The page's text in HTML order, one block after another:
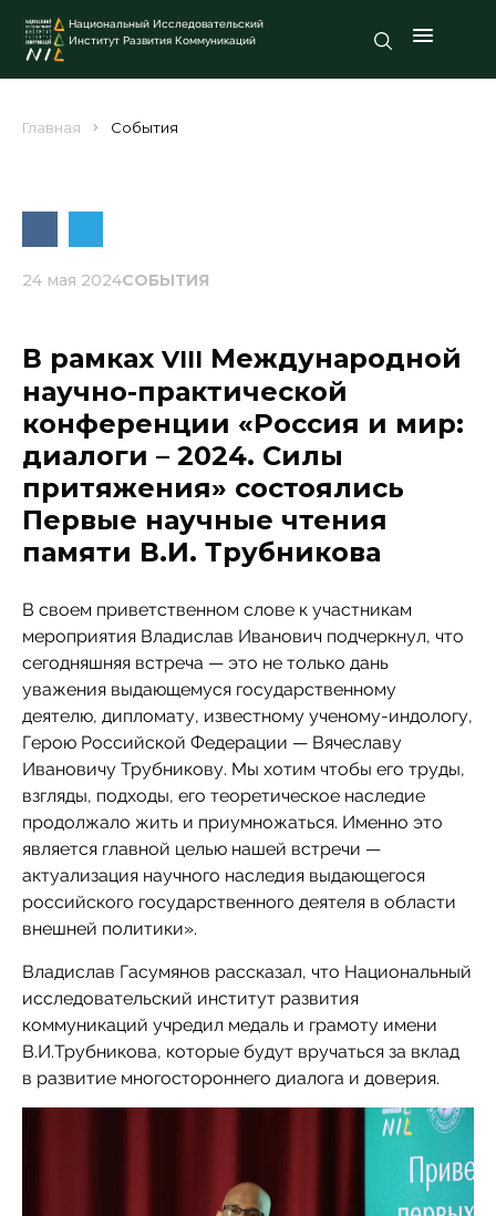
Национальный Исследовательский
Институт Развития Коммуникаций
Главная События
24 мая 2024СОБЫТИЯ
В рамках VIII Международной
научно-практической
конференции «Россия и мир:
диалоги – 2024. Силы
притяжения» состоялись
Первые научные чтения
памяти В.И. Трубникова
В своем приветственном слове к участникам
мероприятия Владислав Иванович подчеркнул, что
сегодняшняя встреча — это не только дань
уважения выдающемуся государственному
деятелю, дипломату, известному ученому-индологу,
Герою Российской Федерации — Вячеславу
Ивановичу Трубникову. Мы хотим чтобы его труды,
взгляды, подходы, его теоретическое наследие
продолжало жить и приумножаться. Именно это
является главной целью нашей встречи —
актуализация научного наследия выдающегося
российского государственного деятеля в области
внешней политики».
Владислав Гасумянов рассказал, что Национальный
исследовательский институт развития
коммуникаций учредил медаль и грамоту имени
В.И.Трубникова, которые будут вручаться за вклад
в развитие многостороннего диалога и доверия.